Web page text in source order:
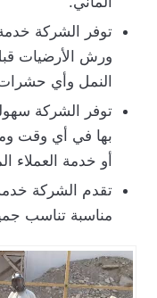
توفر الشركة
ورش الأرضيات
النمل وأي
توفر الشركة
بها في أي وقت
أو خدمة العملاء
تقدم الشركة
مناسبة تناسب